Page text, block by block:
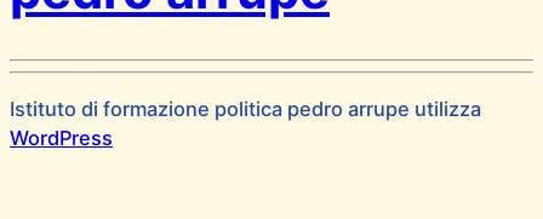
Istituto di formazione politica pedro arrupe utilizza
WordPress